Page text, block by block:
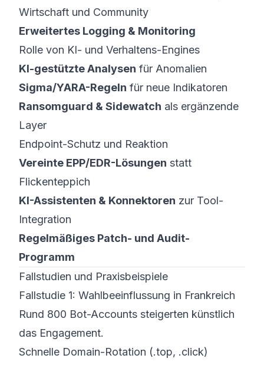
Wirtschaft und Community
Erweitertes Logging & Monitoring
Rolle von KI- und Verhaltens-Engines
KI-gestützte Analysen für Anomalien
Sigma/YARA-Regeln für neue Indikatoren
Ransomguard & Sidewatch als ergänzende
Layer
Endpoint-Schutz und Reaktion
Vereinte EPP/EDR-Lösungen statt
Flickenteppich
KI-Assistenten & Konnektoren zur Tool-
Integration
Regelmäßiges Patch- und Audit-
Programm
Fallstudien und Praxisbeispiele
Fallstudie 1: Wahlbeeinflussung in Frankreich
Rund 800 Bot-Accounts steigerten künstlich
das Engagement.
Schnelle Domain-Rotation (.top, .click)